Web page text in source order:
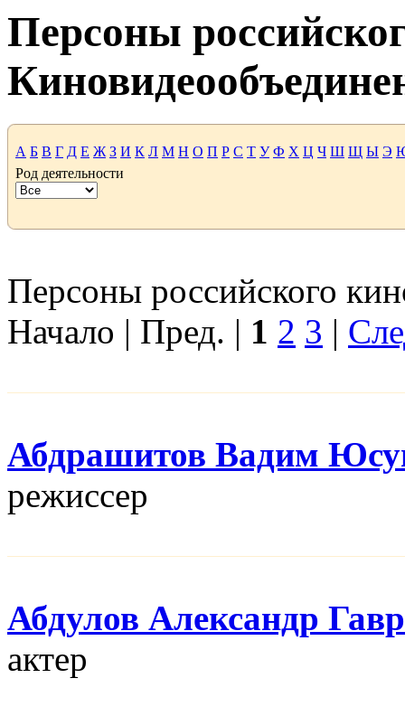
Персоны
А Б В Г Д Е Ж З И К Л М Н О П Р С Т У Ф Х Ц Ч Ш Щ Ы Э
Род деятельности
Персоны российского
Начало | Пред. | 1 2 3 |
Абдрашитов Вадим
режисcер
Абдулов Александр
актер